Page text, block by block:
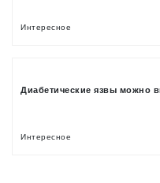
Интересное
Диабетические язвы можно
Интересное